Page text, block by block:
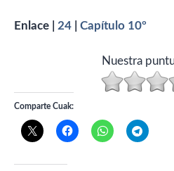
Enlace | 24 Capítulo 10º
Nuestra
Comparte Cuak: